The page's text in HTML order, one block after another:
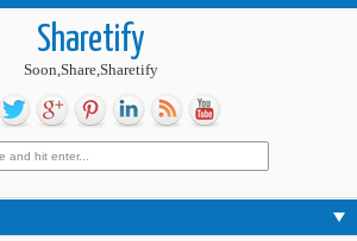
Sharetify
Soon,Share,Sharetify